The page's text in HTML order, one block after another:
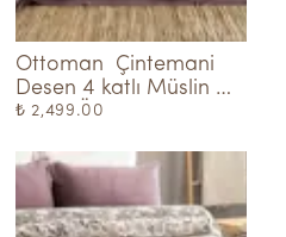
Ottoman  Çintemani
Desen 4 katlı Müslin
Yatak Örtüsü
₺ 2,499.00